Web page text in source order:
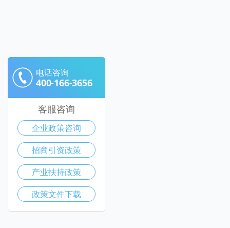
电话咨询
400-166-3656
客服咨询
企业政策咨询
招商引资政策
产业扶持政策
政策文件下载